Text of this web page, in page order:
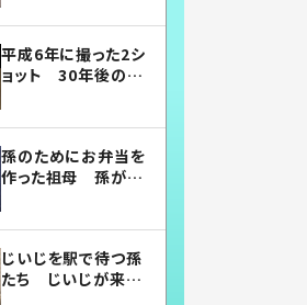
平成6年に撮った2シ
ョット 30年後の姿
孫のためにお弁当を
作った祖母 孫が絶
じいじを駅で待つ孫
たち じいじが来た